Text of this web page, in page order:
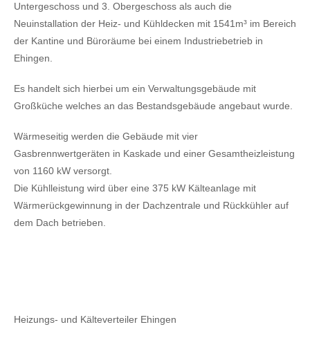
Untergeschoss und 3. Obergeschoss als auch die
Neuinstallation der Heiz- und Kühldecken mit 1541m³ im Bereich
der Kantine und Büroräume bei einem Industriebetrieb in
Ehingen.
Es handelt sich hierbei um ein Verwaltungsgebäude mit
Großküche welches an das Bestandsgebäude angebaut wurde.
Wärmeseitig werden die Gebäude mit vier
Gasbrennwertgeräten in Kaskade und einer Gesamtheizleistung
von 1160 kW versorgt.
Die Kühlleistung wird über eine 375 kW Kälteanlage mit
Wärmerückgewinnung in der Dachzentrale und Rückkühler auf
dem Dach betrieben.
Heizungs- und Kälteverteiler Ehingen